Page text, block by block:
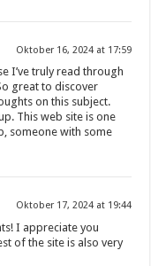
Oktober 16, 2024 at 17:59
I’ve truly read through
great to discover
on this subject.
This web site is one
someone with some
Oktober 17, 2024 at 19:44
I appreciate you
of the site is also very